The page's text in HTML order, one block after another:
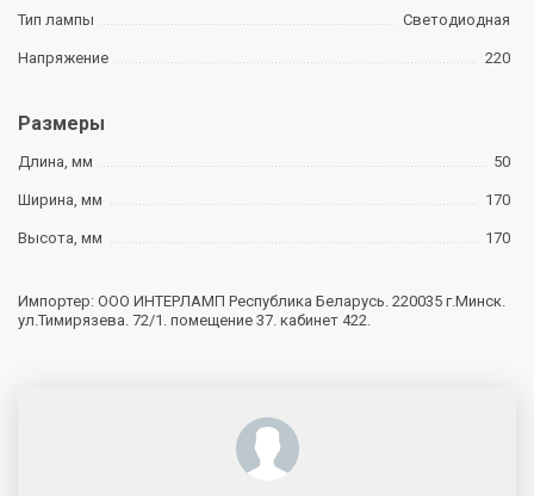
Тип лампы Светодиодная
Напряжение 220
Размеры
Длина, мм 50
Ширина, мм 170
Высота, мм 170
Импортер: ООО ИНТЕРЛАМП Республика Беларусь. 220035 г.Минск.
ул.Тимирязева. 72/1. помещение 37. кабинет 422.